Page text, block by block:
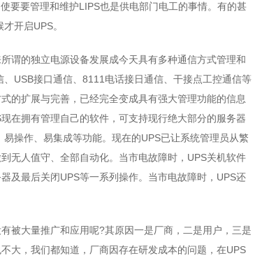
要要管理和维护LIPS也是供电部门电工的事情。有的甚
开启UPS。
谓的独立电源设备发展成今天具有多种通信方式管理和
USB接口通信、8111电话接日通信、干接点工控通信等
的扩展与完善，已经完全变成具有强大管理功能的信息
在拥有管理自己的软件，可支持现行绝大部分的服务器
操作、易集成等功能。现在的UPS已让系统管理员从繁
无人值守、全部自动化。当市电故障时，UPS关机软件
及最后关闭UPS等一系列操作。当市电故障时，UPS还
被大量推广和应用呢?其原因一是厂商，二是用户，三是
大，我们都知道，厂商因存在研发成本的问题，在UPS